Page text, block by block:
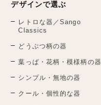
デザインで選ぶ
レトロな器／Sango
Classics
どうぶつ柄の器
葉っぱ・花柄・模様柄の器
シンプル・無地の器
クール・個性的な器